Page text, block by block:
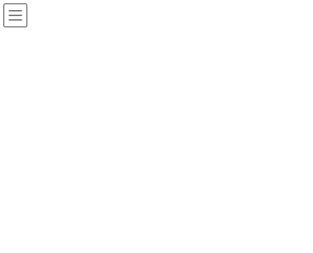
コ
ン
ナ
ビ